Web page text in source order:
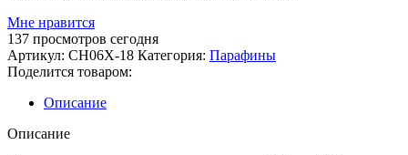
Мне нравится
137 просмотров сегодня
Артикул: CH06X-18 Категория: Парафины
Поделится товаром:
Описание
Описание